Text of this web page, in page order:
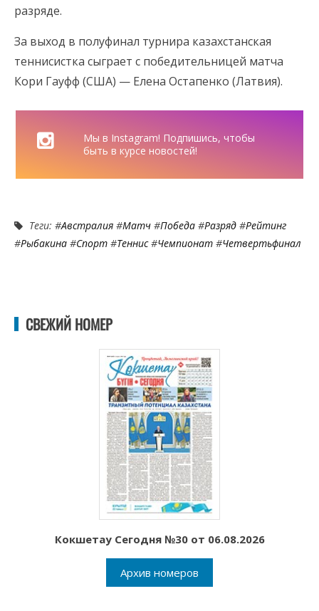
разряде.
За выход в полуфинал турнира казахстанская
теннисистка сыграет с победительницей матча
Кори Гауфф (США) — Елена Остапенко (Латвия).
Мы в Instagram! Подпишись, чтобы
быть в курсе новостей!
Теги: #Австралия #Матч #Победа #Разряд #Рейтинг
#Рыбакина #Спорт #Теннис#Чемпионат #Четвертьфинал
СВЕЖИЙ НОМЕР
Кокшетау Сегодня №30 от 06.08.2026
Архив номеров